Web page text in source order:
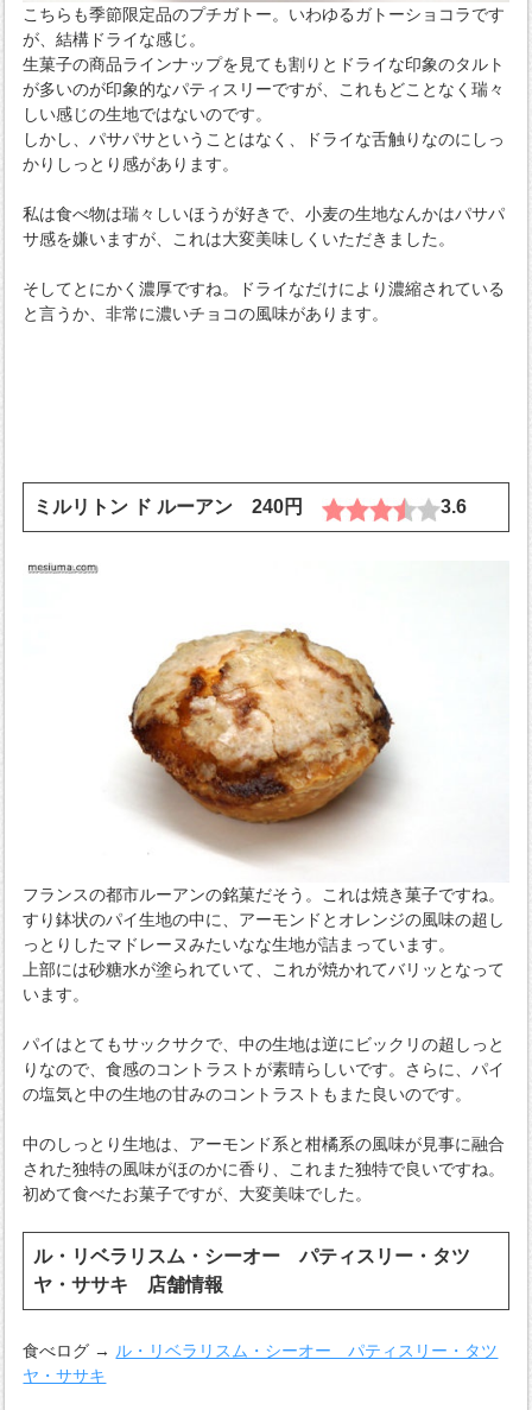
こちらも季節限定品のプチガトー。いわゆるガトーショコラです
が、結構ドライな感じ。
生菓子の商品ラインナップを見ても割りとドライな印象のタルト
が多いのが印象的なパティスリーですが、これもどことなく瑞々
しい感じの生地ではないのです。
しかし、パサパサということはなく、ドライな舌触りなのにしっ
かりしっとり感があります。
私は食べ物は瑞々しいほうが好きで、小麦の生地なんかはパサパ
サ感を嫌いますが、これは大変美味しくいただきました。
そしてとにかく濃厚ですね。ドライなだけにより濃縮されている
と言うか、非常に濃いチョコの風味があります。
ミルリトン ド ルーアン 240円 3.6
フランスの都市ルーアンの銘菓だそう。これは焼き菓子ですね。
すり鉢状のパイ生地の中に、アーモンドとオレンジの風味の超し
っとりしたマドレーヌみたいなな生地が詰まっています。
上部には砂糖水が塗られていて、これが焼かれてバリッとなって
います。
パイはとてもサックサクで、中の生地は逆にビックリの超しっと
りなので、食感のコントラストが素晴らしいです。さらに、パイ
の塩気と中の生地の甘みのコントラストもまた良いのです。
中のしっとり生地は、アーモンド系と柑橘系の風味が見事に融合
された独特の風味がほのかに香り、これまた独特で良いですね。
初めて食べたお菓子ですが、大変美味でした。
ル・リベラリスム・シーオー パティスリー・タツ
ヤ・ササキ 店舗情報
食べログ → ル・リベラリスム・シーオー パティスリー・タツ
ヤ・ササキ